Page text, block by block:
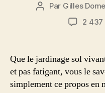
Auteur
Par Gilles
2
Que le jardinage sol
et pas fatigant, vous le
simplement ce propos en